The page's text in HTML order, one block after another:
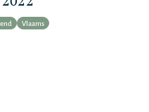
Vlaams